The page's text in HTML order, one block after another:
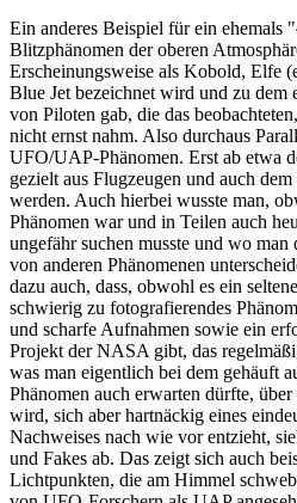
Ein anderes Beispiel für ein ehemals
Blitzphänomen der oberen
Erscheinungsweise als Kobold, Elfe
Blue Jet bezeichnet wird und zu dem
von Piloten gab, die das
nicht ernst nahm. Also durchaus
UFO/UAP-Phänomen. Erst ab etwa
gezielt aus Flugzeugen und auch
werden. Auch hierbei wusste man,
Phänomen war und in Teilen auch
ungefähr suchen musste und wo man
von anderen Phänomenen
dazu auch, dass, obwohl es ein
schwierig zu fotografierendes
und scharfe Aufnahmen sowie ein
Projekt der NASA gibt, das
was man eigentlich bei dem gehäuft
Phänomen auch erwarten dürfte,
wird, sich aber hartnäckig eines
Nachweises nach wie vor entzieht,
und Fakes ab. Das zeigt sich auch
Lichtpunkten, die am Himmel